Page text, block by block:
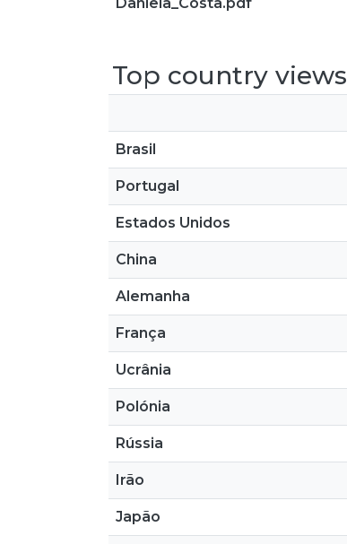
Top country views
Brasil
Portugal
Estados Unidos
China
Alemanha
França
Ucrânia
Polónia
Rússia
Irão
Japão